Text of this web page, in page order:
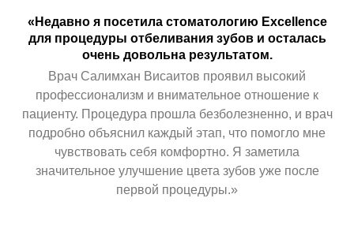
«Недавно я посетила стоматологию Excellence
для процедуры отбеливания зубов и осталась
очень довольна результатом.
Врач Салимхан Висаитов проявил высокий
профессионализм и внимательное отношение к
пациенту. Процедура прошла безболезненно, и врач
подробно объяснил каждый этап, что помогло мне
чувствовать себя комфортно. Я заметила
значительное улучшение цвета зубов уже после
первой процедуры.»